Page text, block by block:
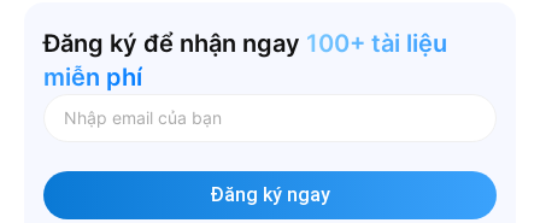
Đăng ký để nhận ngay 100+ tài liệu
miễn phí
Đăng ký ngay